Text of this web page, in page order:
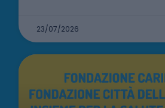
23/07/2026